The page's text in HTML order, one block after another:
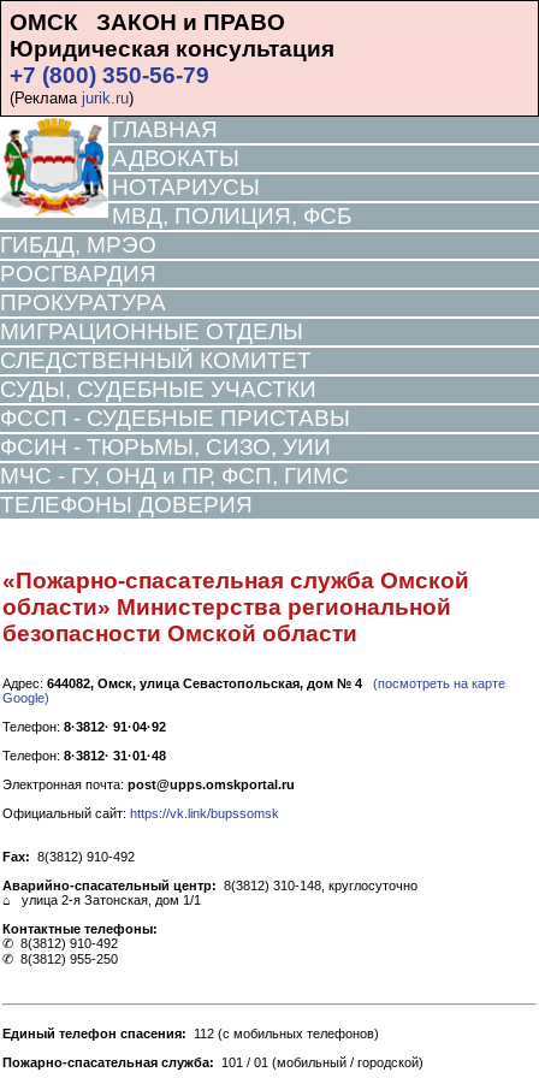
ОМСК ЗАКОН и ПРАВО
Юридическая консультация
+7 (800) 350-56-79
(Реклама jurik.ru)
ГЛАВНАЯ
АДВОКАТЫ
НОТАРИУСЫ
МВД, ПОЛИЦИЯ, ФСБ
ГИБДД, МРЭО
РОСГВАРДИЯ
ПРОКУРАТУРА
МИГРАЦИОННЫЕ ОТДЕЛЫ
СЛЕДСТВЕННЫЙ КОМИТЕТ
СУДЫ, СУДЕБНЫЕ УЧАСТКИ
ФССП - СУДЕБНЫЕ ПРИСТАВЫ
ФСИН - ТЮРЬМЫ, СИЗО, УИИ
МЧС - ГУ, ОНД и ПР, ФСП, ГИМС
ТЕЛЕФОНЫ ДОВЕРИЯ
«Пожарно-спасательная служба Омской
области» Министерства региональной
безопасности Омской области
Адрес: 644082, Омск, улица Севастопольская, дом № 4
(посмотреть на карте
Google)
Телефон: 8·3812· 91·04·92
Телефон: 8·3812· 31·01·48
Электронная почта: post@upps.omskportal.ru
Официальный сайт: https://vk.link/bupssomsk
Fax: 8(3812) 910-492
Аварийно-спасательный центр: 8(3812) 310-148, круглосуточно
⌂ улица 2-я Затонская, дом 1/1
Контактные телефоны:
✆ 8(3812) 910-492
✆ 8(3812) 955-250
Единый телефон спасения: 112 (с мобильных телефонов)
Пожарно-спасательная служба: 101 / 01 (мобильный / городской)